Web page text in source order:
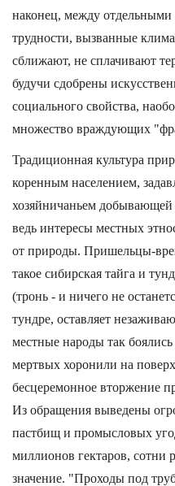
наконец, между отдельными
трудности, вызванные
сближают, не сплачивают
будучи сдобрены
социального свойства,
множество враждующих
Традиционная культура
коренным населением,
хозяйничаньем
ведь интересы местных
от природы. Пришельцы-
такое сибирская тайга и
(тронь - и ничего не
тундре, оставляет
местные народы так
мертвых хоронили на
бесцеремонное вторжение
Из обращения выведены
пастбищ и промысловых
миллионов гектаров, сотни
значение. "Проходы под